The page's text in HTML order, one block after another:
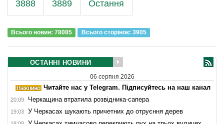
3888 3889 Остання
Всього новин: 78085 Всього сторiнок: 3905
ОСТАННІ НОВИНИ
06 серпня 2026
Читайте нас у Telegram. Підписуйтесь на наш канал
20:09 Черкащина втратила розвідника-сапера
19:03 У Черкасах шукають причетних до отруєння дерев